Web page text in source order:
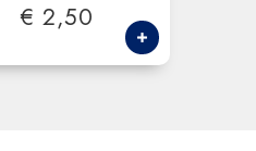
€ 2,50